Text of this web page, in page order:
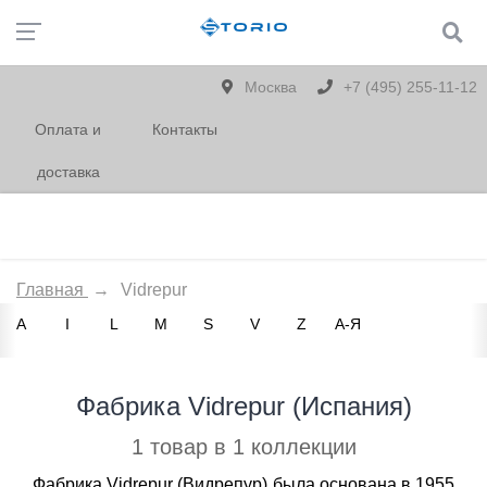
Москва +7 (495) 255-11-12
Оплата и
доставка
Контакты
Главная → Vidrepur
A I L M S V Z А-Я
Фабрика Vidrepur (Испания)
1 товар в 1 коллекции